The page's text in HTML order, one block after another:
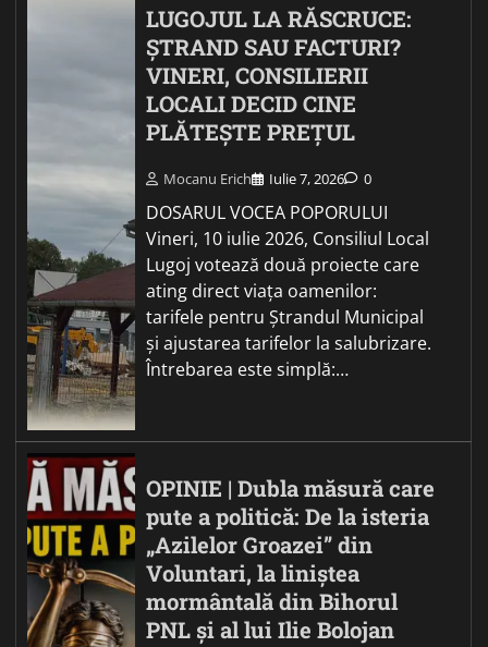
LUGOJUL LA RĂSCRUCE:
ȘTRAND SAU FACTURI?
VINERI, CONSILIERII
LOCALI DECID CINE
PLĂTEȘTE PREȚUL
Mocanu Erich Iulie 7, 2026 0
DOSARUL VOCEA POPORULUI
Vineri, 10 iulie 2026, Consiliul Local
Lugoj votează două proiecte care
ating direct viața oamenilor:
tarifele pentru Ștrandul Municipal
și ajustarea tarifelor la salubrizare.
Întrebarea este simplă:…
OPINIE | Dubla măsură care
pute a politică: De la isteria
„Azilelor Groazei” din
Voluntari, la liniștea
mormântală din Bihorul
PNL și al lui Ilie Bolojan